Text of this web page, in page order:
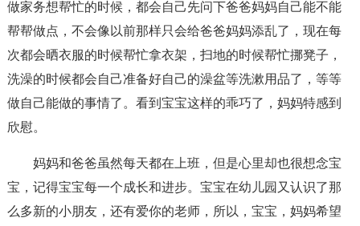
做家务想帮忙的时候，都会自己先问下爸爸妈妈自己能不能
帮帮做点，不会像以前那样只会给爸爸妈妈添乱了，现在每
次都会晒衣服的时候帮忙拿衣架，扫地的时候帮忙挪凳子，
洗澡的时候都会自己准备好自己的澡盆等洗漱用品了，等等
做自己能做的事情了。看到宝宝这样的乖巧了，妈妈特感到
欣慰。
妈妈和爸爸虽然每天都在上班，但是心里却也很想念宝
宝，记得宝宝每一个成长和进步。宝宝在幼儿园又认识了那
么多新的小朋友，还有爱你的老师，所以，宝宝，妈妈希望